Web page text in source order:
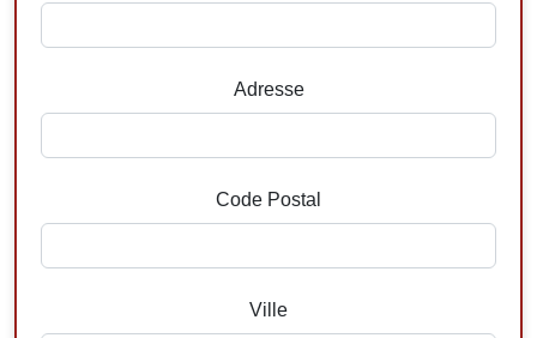
Adresse
Code Postal
Ville